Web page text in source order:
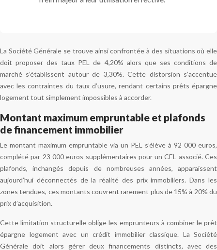
La Société Générale se trouve ainsi confrontée à des situations où elle
doit proposer des taux PEL de 4,20% alors que ses conditions de
marché s’établissent autour de 3,30%. Cette distorsion s’accentue
avec les contraintes du taux d’usure, rendant certains prêts épargne
logement tout simplement impossibles à accorder.
Montant maximum empruntable et plafonds
de financement immobilier
Le montant maximum empruntable via un PEL s’élève à 92 000 euros,
complété par 23 000 euros supplémentaires pour un CEL associé. Ces
plafonds, inchangés depuis de nombreuses années, apparaissent
aujourd’hui déconnectés de la réalité des prix immobiliers. Dans les
zones tendues, ces montants couvrent rarement plus de 15% à 20% du
prix d’acquisition.
Cette limitation structurelle oblige les emprunteurs à combiner le prêt
épargne logement avec un crédit immobilier classique. La Société
Générale doit alors gérer deux financements distincts, avec des